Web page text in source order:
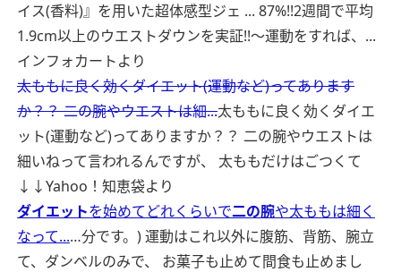
イス(香料)』を用いた超体感型ジェ ... 87%!!2週間で平均
1.9cm以上のウエストダウンを実証!!〜運動をすれば、...
インフォカートより
太ももに良く効くダイエット(運動など)ってあります
か？？ 二の腕やウエストは細...太ももに良く効くダイエ
ット(運動など)ってありますか？？ 二の腕やウエストは
細いねって言われるんですが、 太ももだけはごつくて
↓↓Yahoo！知恵袋より
ダイエットを始めてどれくらいで二の腕や太ももは細く
なって...…分です。) 運動はこれ以外に腹筋、背筋、腕立
て、ダンベルのみで、 お菓子も止めて間食も止めまし